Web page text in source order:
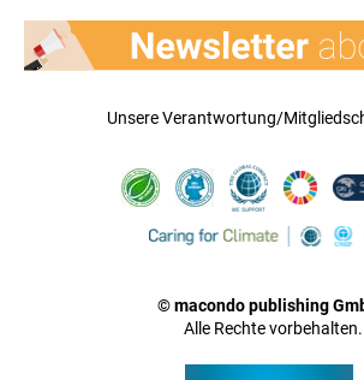
Unsere Verantwortung/
© macondo publishing
Alle Rechte vorbehalten.